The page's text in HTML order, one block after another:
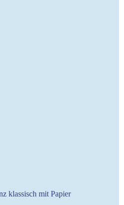
klassisch mit Papier